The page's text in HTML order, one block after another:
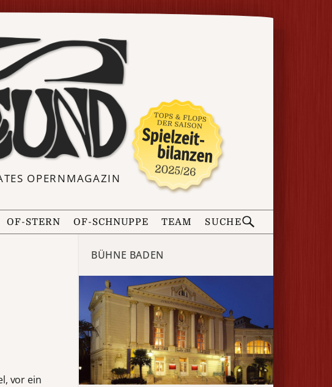
OPERNMAGAZIN
OF-STERN OF-SCHNUPPE TEAM SUCHE
vor ein
BÜHNE BADEN